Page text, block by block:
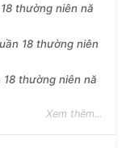
thường niên nă
18 thường niên
thường niên nă
Xem thêm...